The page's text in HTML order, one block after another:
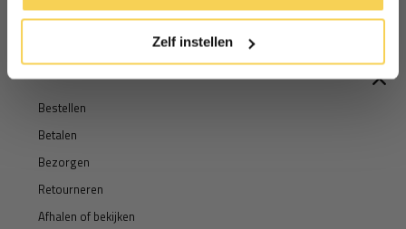
cookies.
Zelf instellen
Informatie
Bestellen
Betalen
Bezorgen
Retourneren
Afhalen of bekijken